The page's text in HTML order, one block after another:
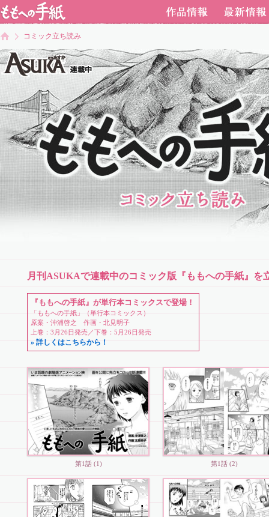
コミック立ち読み
月刊ASUKAで連載中のコミック版『ももへの手紙』を
『ももへの手紙』が単行本コミックスで登場！
「ももへの手紙」（単行本コミックス）
原案・沖浦啓之 作画・北見明子
上巻：3月26日発売／下巻：5月26日発売
» 詳しくはこちらから！
第1話 (1)
P.2
P.3
P.5
P.6
P.7
第1話 (2)